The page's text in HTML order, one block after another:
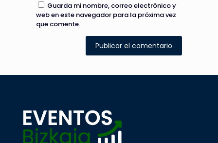
Guarda mi nombre, correo electrónico y
web en este navegador para la próxima vez
que comente.